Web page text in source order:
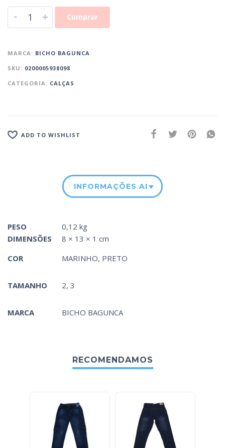
- + Comprar
MARCA: BICHO BAGUNCA
SKU: 0200005938098
CATEGORIA: CALÇAS
ADD TO WISHLIST
INFORMAÇÕES ADICIONAIS
PESO
0,12 kg
DIMENSÕES
8 × 13 × 1 cm
COR
MARINHO, PRETO
TAMANHO 2, 3
MARCA BICHO BAGUNCA
RECOMENDAMOS